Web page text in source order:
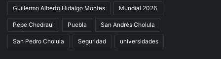
Guillermo Alberto Hidalgo Montes Mundial 2026
Pepe Chedraui Puebla San Andrés Cholula
San Pedro Cholula Seguridad universidades